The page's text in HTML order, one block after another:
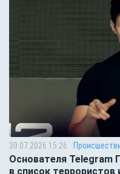
30.07.2026 15:26
Основателя Telegram
в список